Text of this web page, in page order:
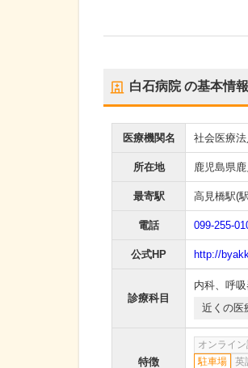
白石病院の基本情報
医療機関名 社会医療
所在地 鹿児島県
最寄駅 高見橋駅(
電話 099-255-
公式HP http://
診療科目
内科、 呼
近くの医
特徴
オンライン
駐車場
英